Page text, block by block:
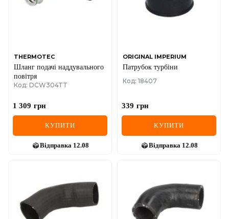
THERMOTEC
Шланг подачі наддувального
повітря
Код: DCW304TT
1 309 грн
КУПИТИ
Відправка 12.08
ORIGINAL IMPERIUM
Патрубок турбіни
Код: 18407
339 грн
КУПИТИ
Відправка 12.08